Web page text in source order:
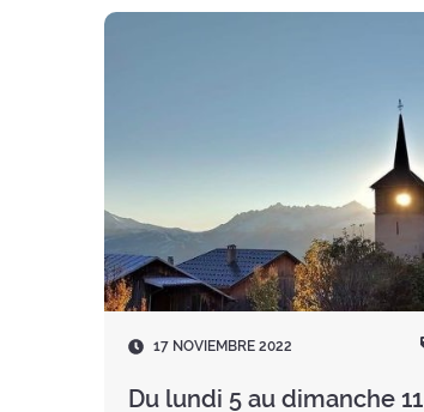
Fecha
17 NOVIEMBRE 2022
Du lundi 5 au dimanche 11